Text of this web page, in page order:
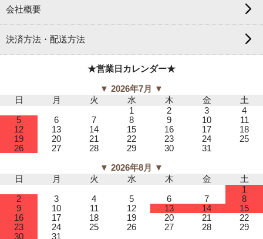
会社概要
決済方法・配送方法
★営業日カレンダー★
▼ 2026年7月 ▼
日
月 火 水 木 金
土
1
2 3
4
5
6 7 8 9 10
11
12
13 14 15 16 17
18
19
20 21 22 23 24
25
26
27 28 29 30 31
▼ 2026年8月 ▼
日
月 火 水 木 金
土
1
2
3 4 5 6 7
8
9
10 11 12 13 14
15
16
17 18 19 20 21
22
23
24 25 26 27 28
29
30
31